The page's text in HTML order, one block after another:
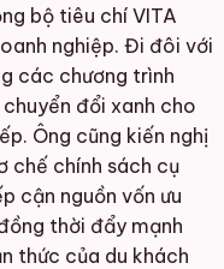
bộ tiêu chí VITA
nghiệp. Đi đôi với
các chương trình
đổi xanh cho
Ông cũng kiến nghị
chế chính sách cụ
cận nguồn vốn ưu
thời đẩy mạnh
thức của du khách